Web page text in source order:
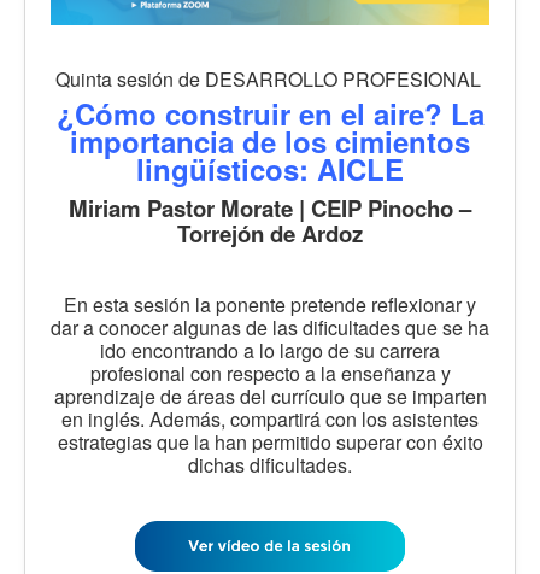
Quinta sesión de DESARROLLO PROFESIONAL
¿Cómo construir en el aire? La
importancia de los cimientos
lingüísticos: AICLE
Miriam Pastor Morate | CEIP Pinocho –
Torrejón de Ardoz
En esta sesión la ponente pretende reflexionar y
dar a conocer algunas de las dificultades que se ha
ido encontrando a lo largo de su carrera
profesional con respecto a la enseñanza y
aprendizaje de áreas del currículo que se imparten
en inglés. Además, compartirá con los asistentes
estrategias que la han permitido superar con éxito
dichas dificultades.